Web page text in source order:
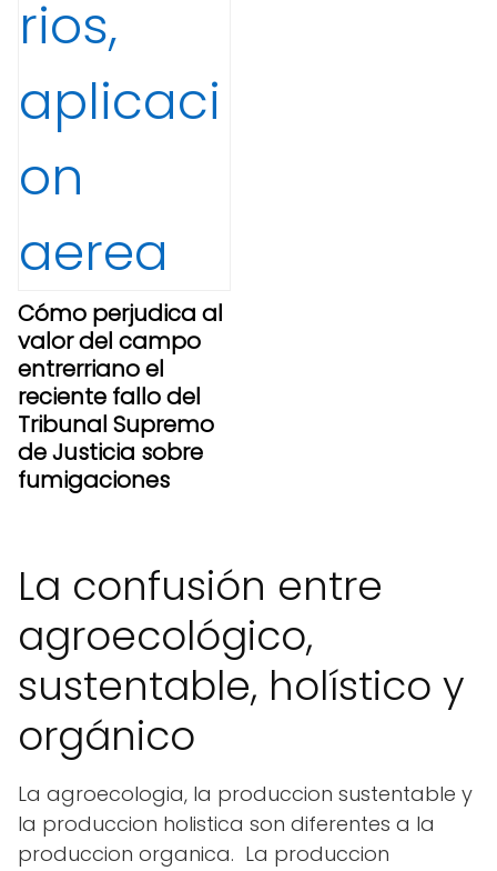
Cómo perjudica al
valor del campo
entrerriano el
reciente fallo del
Tribunal Supremo
de Justicia sobre
fumigaciones
La confusión entre
agroecológico,
sustentable, holístico y
orgánico
La agroecologia, la produccion sustentable y
la produccion holistica son diferentes a la
produccion organica. La produccion